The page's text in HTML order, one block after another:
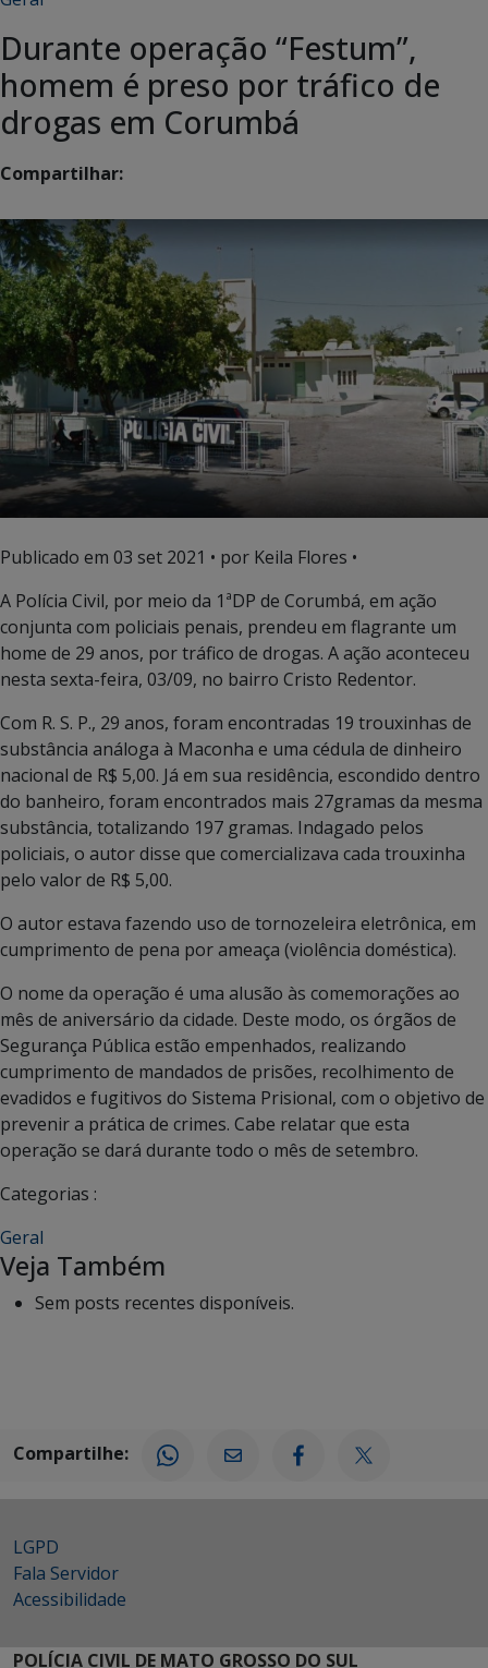
Durante operação “Festum”,
homem é preso por tráfico de
drogas em Corumbá
Compartilhar:
Publicado em 03 set 2021 • por Keila Flores •
A Polícia Civil, por meio da 1ªDP de Corumbá, em ação
conjunta com policiais penais, prendeu em flagrante um
home de 29 anos, por tráfico de drogas. A ação aconteceu
nesta sexta-feira, 03/09, no bairro Cristo Redentor.
Com R. S. P., 29 anos, foram encontradas 19 trouxinhas de
substância análoga à Maconha e uma cédula de dinheiro
nacional de R$ 5,00. Já em sua residência, escondido dentro
do banheiro, foram encontrados mais 27gramas da mesma
substância, totalizando 197 gramas. Indagado pelos
policiais, o autor disse que comercializava cada trouxinha
pelo valor de R$ 5,00.
O autor estava fazendo uso de tornozeleira eletrônica, em
cumprimento de pena por ameaça (violência doméstica).
O nome da operação é uma alusão às comemorações ao
mês de aniversário da cidade. Deste modo, os órgãos de
Segurança Pública estão empenhados, realizando
cumprimento de mandados de prisões, recolhimento de
evadidos e fugitivos do Sistema Prisional, com o objetivo de
prevenir a prática de crimes. Cabe relatar que esta
operação se dará durante todo o mês de setembro.
Categorias :
Geral
Veja Também
Sem posts recentes disponíveis.
Compartilhe:
LGPD
Fala Servidor
Acessibilidade
POLÍCIA CIVIL DE MATO GROSSO DO SUL